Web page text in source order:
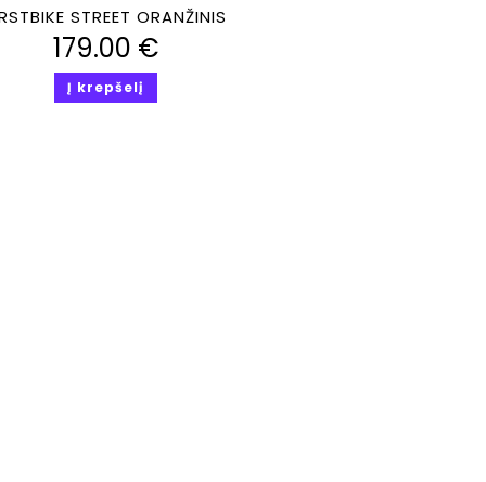
Greita peržiūra
STREET ORANŽINIS
179.00 €
Į krepšelį